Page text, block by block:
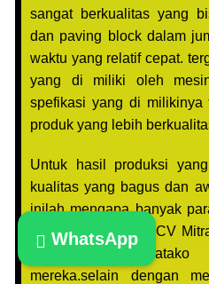
sangat berkualitas yang
dan paving block dalam
waktu yang relatif cepat.
yang di miliki oleh
spefikasi yang di milikinya
produk yang lebih
Untuk hasil produksi
kualitas yang bagus dan
inilah mengapa banyak
UKM yang memilih CV
produk-produk
mereka.selain dengan
WhatsApp